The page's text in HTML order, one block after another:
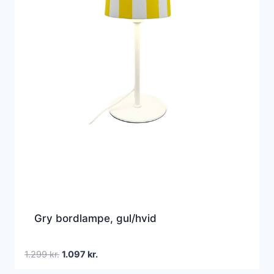
Gry bordlampe, gul/hvid
1.299kr. Den
1.097 kr.Den